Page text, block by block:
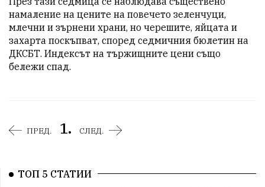
намаление на цените на повечето зеленчуци,
млечни и зърнени храни, но черешите, яйцата и
захарта поскъпват, според седмичния бюлетин на
ДКСБТ. Индексът на тържищните цени също
бележи спад.
ПРЕД. 1. СЛЕД.
ТОП 5 СТАТИИ